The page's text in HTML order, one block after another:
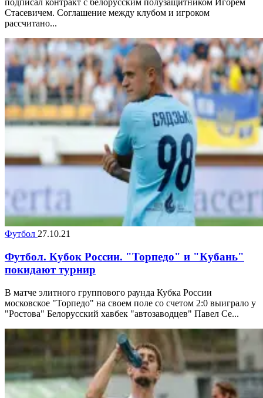
подписал контракт с белорусским полузащитником Игорем
Стасевичем. Соглашение между клубом и игроком
рассчитано...
Футбол 27.10.21
Футбол. Кубок России. "Торпедо" и "Кубань"
покидают турнир
В матче элитного группового раунда Кубка России
московское "Торпедо" на своем поле со счетом 2:0 выиграло у
"Ростова" Белорусский хавбек "автозаводцев" Павел Се...